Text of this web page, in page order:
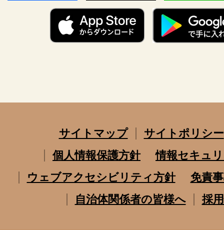
サイトマップ
サイトポリシー
個人情報保護方針
情報セキュ
ウェブアクセシビリティ方針
免責
自治体関係者の皆様へ
採